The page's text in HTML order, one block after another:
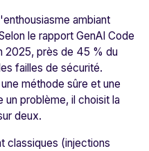
ambiant
le rapport GenAI Code
2025, près de 45 % du
failles de sécurité.
méthode sûre et une
un problème, il choisit la
deux.
classiques (injections